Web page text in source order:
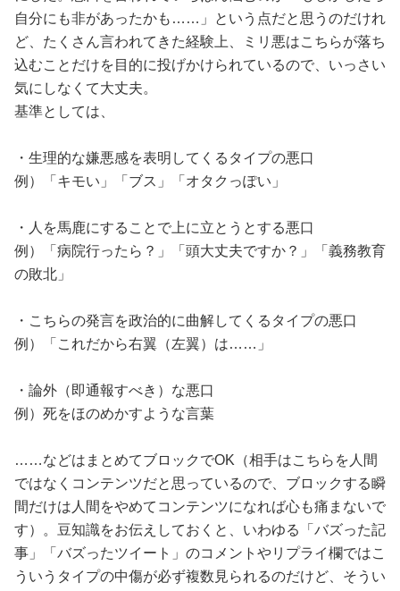
自分にも非があったかも……」という点だと思うのだけれ
ど、たくさん言われてきた経験上、ミリ悪はこちらが落ち
込むことだけを目的に投げかけられているので、いっさい
気にしなくて大丈夫。
基準としては、
・生理的な嫌悪感を表明してくるタイプの悪口
例）「キモい」「ブス」「オタクっぽい」
・人を馬鹿にすることで上に立とうとする悪口
例）「病院行ったら？」「頭大丈夫ですか？」「義務教育
の敗北」
・こちらの発言を政治的に曲解してくるタイプの悪口
例）「これだから右翼（左翼）は……」
・論外（即通報すべき）な悪口
例）死をほのめかすような言葉
……などはまとめてブロックでOK（相手はこちらを人間
ではなくコンテンツだと思っているので、ブロックする瞬
間だけは人間をやめてコンテンツになれば心も痛まないで
す）。豆知識をお伝えしておくと、いわゆる「バズった記
事」「バズったツイート」のコメントやリプライ欄ではこ
ういうタイプの中傷が必ず複数見られるのだけど、そうい